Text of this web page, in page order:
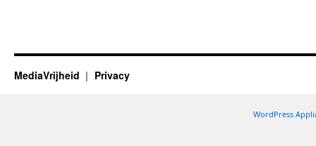
MediaVrijheid Privacy
WordPress